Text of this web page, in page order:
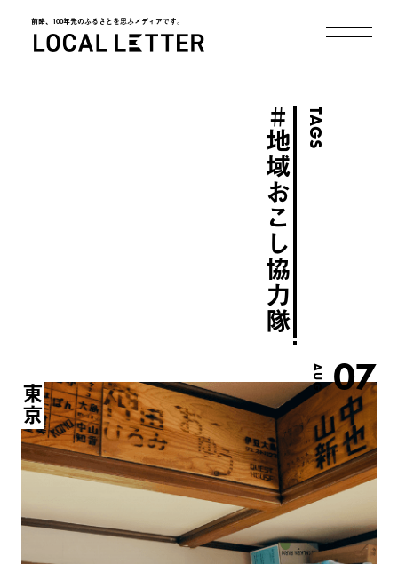
前略、100年先のふるさとを思ふメディアです。
TAGS
＃
地域おこし協力隊
AUG. 07
東京